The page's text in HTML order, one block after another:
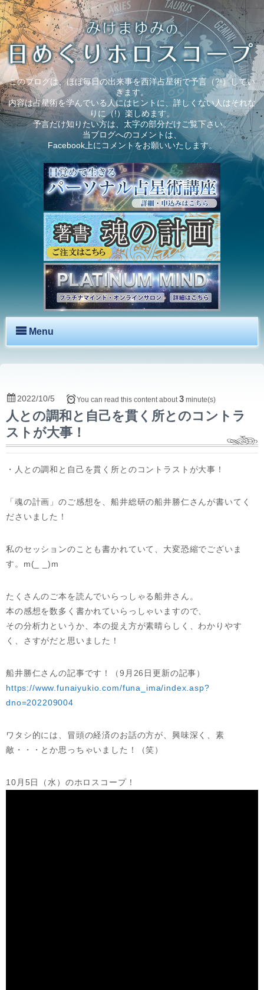
このブログは、ほぼ毎日の出来事を西洋占星術で予言（?!）してい
きます。
内容は占星術を学んでいる人にはヒントに、詳しくない人はそれな
りに（!）楽しめます。
予言だけ知りたい方は、太字の部分だけご覧下さい。
当ブログへのコメントは、
Facebook上にコメントをお願いいたします。
Menu
人との調和と自己を貫く所とのコントラ
ストが大事！
2022/10/5 You can read this content about3 minute(s)
・人との調和と自己を貫く所とのコントラストが大事！
「魂の計画」のご感想を、船井総研の船井勝仁さんが書いてく
ださいました！
私のセッションのことも書かれていて、大変恐縮でございま
す。m(_ _)m
たくさんのご本を読んでいらっしゃる船井さん。
本の感想を数多く書かれていらっしゃいますので、
その分析力というか、本の捉え方が素晴らしく、わかりやす
く、さすがだと思いました！
船井勝仁さんの記事です！（9月26日更新の記事）
https://www.funaiyukio.com/funa_ima/index.asp?
dno=202209004
ワタシ的には、冒頭の経済のお話の方が、興味深く、素
敵・・・とか思っちゃいました！（笑）
10月5日（水）のホロスコープ！